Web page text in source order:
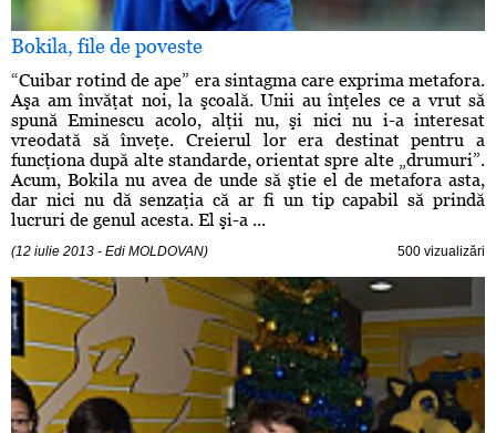
Bokila, file de poveste
“Cuibar rotind de ape” era sintagma care exprima metafora.
Aşa am învăţat noi, la şcoală. Unii au înţeles ce a vrut să
spună Eminescu acolo, alţii nu, şi nici nu i-a interesat
vreodată să înveţe. Creierul lor era destinat pentru a
funcţiona după alte standarde, orientat spre alte „drumuri”.
Acum, Bokila nu avea de unde să ştie el de metafora asta,
dar nici nu dă senzaţia că ar fi un tip capabil să prindă
lucruri de genul acesta. El şi-a ...
(12 iulie 2013 - Edi MOLDOVAN) 500 vizualizări